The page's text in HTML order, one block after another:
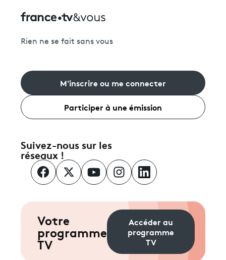
Rien ne se fait sans vous
M'inscrire ou me connecter
Participer à une émission
Suivez-nous sur les
réseaux !
Votre
programme
TV
Accéder au
programme
TV